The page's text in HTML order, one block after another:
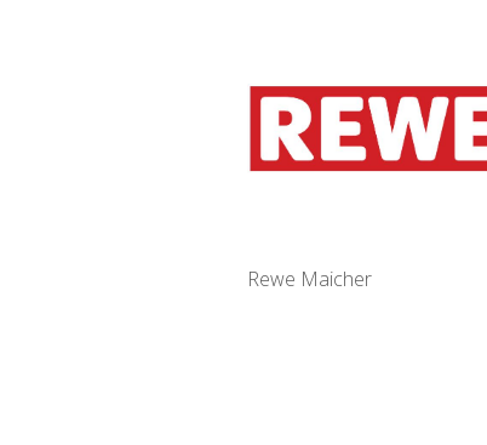
Rewe Maicher